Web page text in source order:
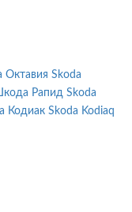
Skoda
Skoda
Skoda Kodiaq